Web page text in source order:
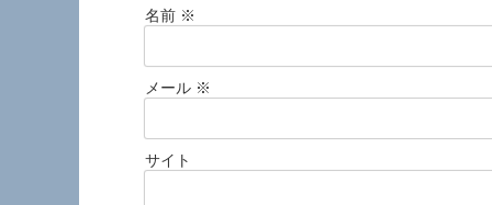
名前 ※
メール ※
サイト